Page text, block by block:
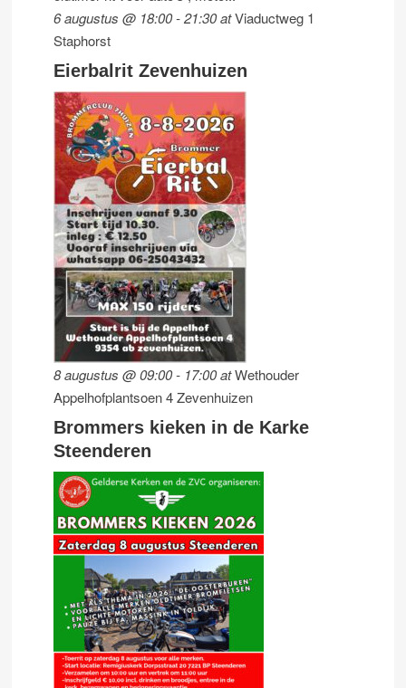
6 augustus @ 18:00-21:30atViaductweg 1
Staphorst
Eierbalrit Zevenhuizen
8 augustus @ 09:00- 17:00atWethouder
Appelhofplantsoen 4 Zevenhuizen
Brommers kieken in de Karke
Steenderen